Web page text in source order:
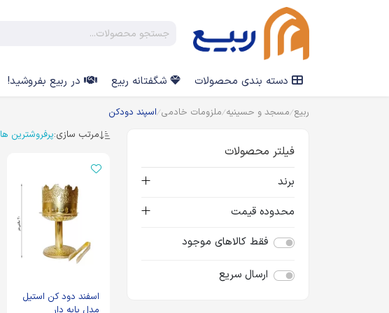
دسته بندی محصولات شگفتانه ربیع در ربیع بفروشید!
ربیع مسجد و حسینیه ملزومات خادمی اسپند دودکن
فیلتر محصولات
برند
محدوده قیمت
فقط کالاهای موجود
ارسال سریع
مرتب سازی:پرفروشترین ها
اسفند دود کن استیل
مدل پایه دار